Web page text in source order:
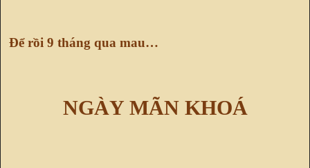
Để rồi 9 tháng qua mau…
NGÀY MÃN KHOÁ